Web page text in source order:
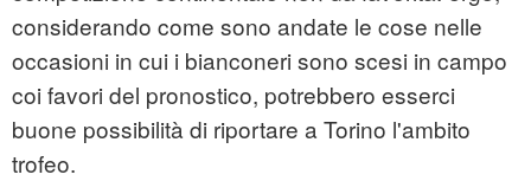
considerando come sono andate le cose nelle
occasioni in cui i bianconeri sono scesi in campo
coi favori del pronostico, potrebbero esserci
buone possibilità di riportare a Torino l'ambito
trofeo.